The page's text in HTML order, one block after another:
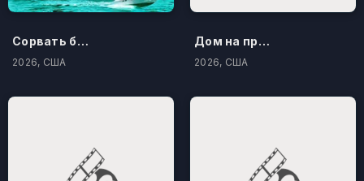
Сорвать банк 3: Вор-джентльмен
2026, США
Дом на проклятом холме
2026, США